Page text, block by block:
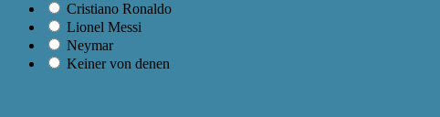
Cristiano Ronaldo
Lionel Messi
Neymar
Keiner von denen